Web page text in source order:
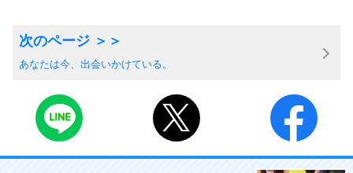
あなたは今、出会いかけている。